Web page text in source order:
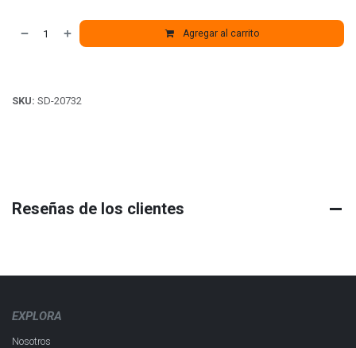
Agregar al carrito
SKU: SD-20732
Reseñas de los clientes
EXPLORA
Nosotros